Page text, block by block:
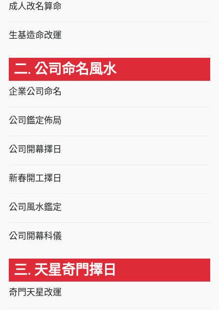
成人改名算命
生基造命改運
二. 公司命名風水
企業公司命名
公司鑑定佈局
公司開幕擇日
新春開工擇日
公司風水鑑定
公司開幕科儀
三. 天星奇門擇日
奇門天星改運